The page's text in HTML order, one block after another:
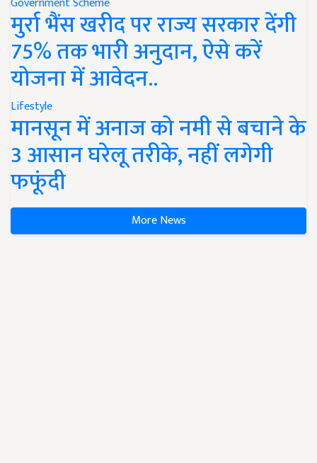
मुर्रा भैंस खरीद पर राज्य सरकार देंगी
75% तक भारी अनुदान, ऐसे करें
योजना में आवेदन..
Lifestyle
मानसून में अनाज को नमी से बचाने के
3 आसान घरेलू तरीके, नहीं लगेगी
फफूंदी
More News